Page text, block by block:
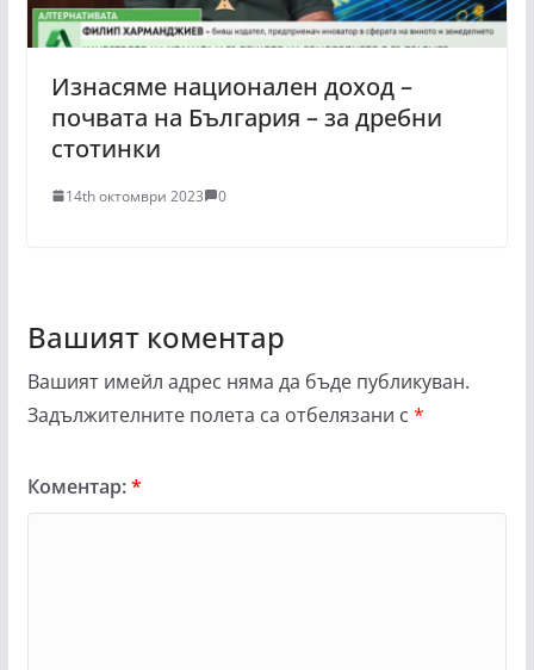
Изнасяме национален доход –
почвата на България – за дребни
стотинки
14th октомври 2023 0
Вашият коментар
Вашият имейл адрес няма да бъде публикуван.
Задължителните полета са отбелязани с *
Коментар:*